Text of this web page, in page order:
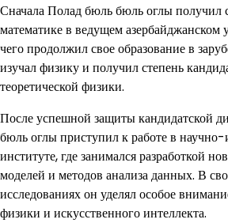
Сначала Полад бюль бюль оглы получил
математике в ведущем азербайджанском
чего продолжил свое образование в
изучал физику и получил степень
теоретической физики.
После успешной защиты кандидатской
бюль оглы приступил к работе в научно-
институте, где занимался разработкой
моделей и методов анализа данных. В
исследованиях он уделял особое
физики и искусственного интеллекта.